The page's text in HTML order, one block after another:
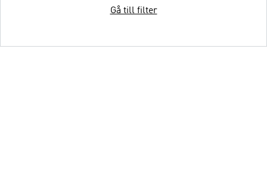
Gå till filter